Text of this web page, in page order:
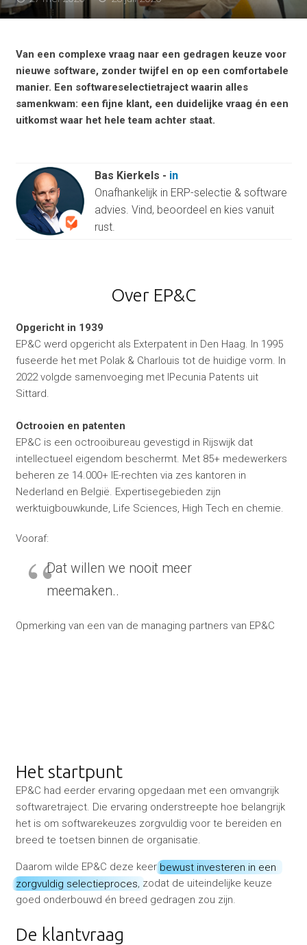
Van een complexe vraag naar een gedragen keuze voor
nieuwe software, zonder twijfel en op een comfortabele
manier. Een softwareselectietraject waarin alles
samenkwam: een fijne klant, een duidelijke vraag én een
uitkomst waar het hele team achter staat.
Bas Kierkels - in
Onafhankelijk in ERP-selectie & software
advies. Vind, beoordeel en kies vanuit
rust.
Over EP&C
Opgericht in 1939
EP&C werd opgericht als Exterpatent in Den Haag. In 1995
fuseerde het met Polak & Charlouis tot de huidige vorm. In
2022 volgde samenvoeging met IPecunia Patents uit
Sittard.
Octrooien en patenten
EP&C is een octrooibureau gevestigd in Rijswijk dat
intellectueel eigendom beschermt. Met 85+ medewerkers
beheren ze 14.000+ IE-rechten via zes kantoren in
Nederland en België. Expertisegebieden zijn
werktuigbouwkunde, Life Sciences, High Tech en chemie.
Vooraf:
Dat willen we nooit meer
meemaken..
Opmerking van een van de managing partners van EP&C
Het startpunt
EP&C had eerder ervaring opgedaan met een omvangrijk
softwaretraject. Die ervaring onderstreepte hoe belangrijk
het is om softwarekeuzes zorgvuldig voor te bereiden en
breed te toetsen binnen de organisatie.
Daarom wilde EP&C deze keerbewust investeren in een
zorgvuldig selectieproces, zodat de uiteindelijke keuze
goed onderbouwd én breed gedragen zou zijn.
De klantvraag